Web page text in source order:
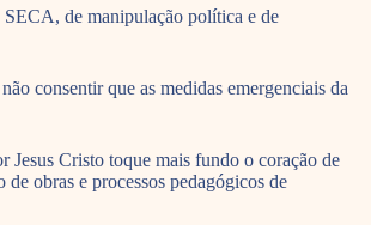
SECA, de manipulação política e de
consentir que as medidas emergenciais da
Jesus Cristo toque mais fundo o coração de
obras e processos pedagógicos de